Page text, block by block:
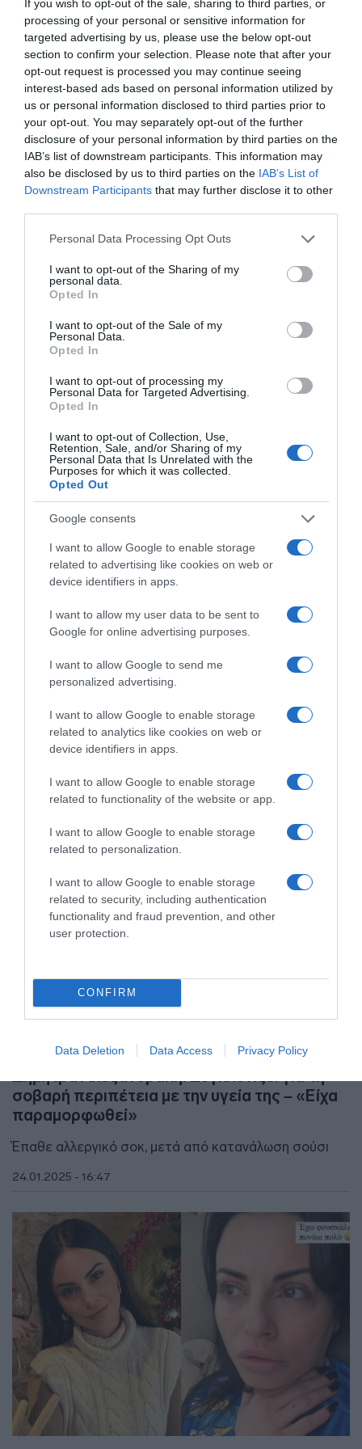
If you wish to opt-out of the sale, sharing to third parties, or
processing of your personal or sensitive information for
targeted advertising by us, please use the below opt-out
section to confirm your selection. Please note that after your
opt-out request is processed you may continue seeing
interest-based ads based on personal information utilized by
us or personal information disclosed to third parties prior to
your opt-out. You may separately opt-out of the further
disclosure of your personal information by third parties on the
IAB’s list of downstream participants. This information may
also be disclosed by us to third parties on the IAB’s List of
Downstream Participants that may further disclose it to other
Please note that this website/app uses one or more Google
not limited to your visit or usage behaviour. You may click to
grant or deny consent to Google and its third-party tags to
use your data for below specified purposes in below Google
consent section.
Personal Data Processing Opt Outs
I want to opt-out of the Sharing of my
personal data.
Opted In
I want to opt-out of the Sale of my
Personal Data.
Opted In
I want to opt-out of processing my
Personal Data for Targeted Advertising.
Opted In
I want to opt-out of Collection, Use,
Retention, Sale, and/or Sharing of my
Personal Data that Is Unrelated with the
Purposes for which it was collected.
Opted Out
Google consents
I want to allow Google to enable storage
related to advertising like cookies on web or
device identifiers in apps.
I want to allow my user data to be sent to
Google for online advertising purposes.
I want to allow Google to send me
personalized advertising.
I want to allow Google to enable storage
related to analytics like cookies on web or
device identifiers in apps.
I want to allow Google to enable storage
related to functionality of the website or app.
I want to allow Google to enable storage
related to personalization.
I want to allow Google to enable storage
related to security, including authentication
functionality and fraud prevention, and other
user protection.
CONFIRM
Data Deletion Data Access Privacy Policy
Δερματικά προβλήματα την άνοιξη: Πώς να τα
αντιμετωπίσετε
Ποιους "κινδύνους" εγκυμονεί η άνοιξη για το δέρμα
14.03.2025 - 10:52
Αναφυλαξία: Τι πρέπει να γνωρίζετε για την
Μήπως, όμως, κάποιες φορές ονομάζουμε την
αλλεργία μας «αναφυλαξία» καταχρηστικά;
LIFESTYLE
σοβαρή περιπέτεια με την υγεία της – «Είχα
παραμορφωθεί»
Έπαθε αλλεργικό σοκ, μετά από κατανάλωση σούσι
24.01.2025 - 16:47